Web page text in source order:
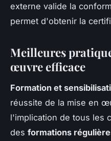
externe valide la
permet d'obtenir la
Meilleures
œuvre efficace
Formation et
réussite de la mise en
l'implication de tous les
des formations